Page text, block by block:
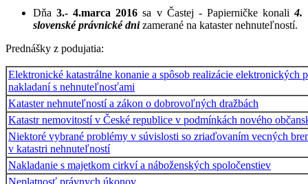
Dňa3.- 4.marca 2016 sa v Častej - Papierničke konali4.
slovenské právnické dnizamerané na kataster nehnuteľností.
Prednášky z podujatia:
Elektronické katastrálne konanie a spôsob realizácie elektronických
nakladaní s nehnuteľnosťami
Kataster nehnuteľností a zákon o dobrovoľných dražbách
Katastr nemovitostí v České republice v podmínkách nového
Niektoré vybrané problémy v súvislosti so zriaďovaním vecných
v katastri nehnuteľností
Nakladanie s majetkom cirkví a náboženských spoločenstiev
Neplatnosť právnych úkonov